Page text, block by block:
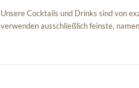
Unsere Cocktails und Drinks sind von
verwenden ausschließlich feinste,